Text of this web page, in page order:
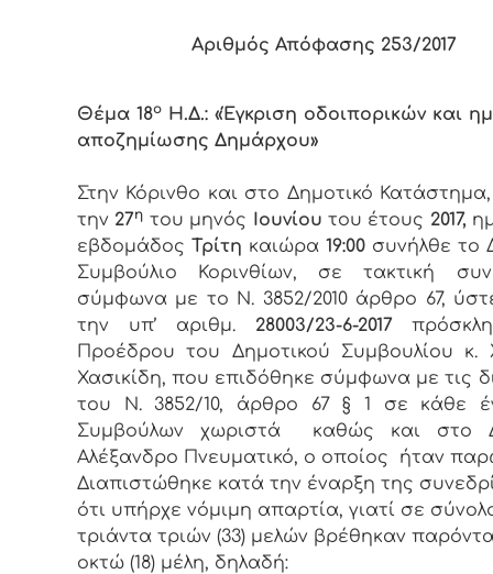
Αριθμός Απόφασης 253/2017
Θέμα 18οΗ.Δ.: «Έγκριση οδοιπορικών και
αποζημίωσης Δημάρχου»
Στην Κόρινθο και στο Δημοτικό
την 27η του μηνός Ιουνίου του έτους 2017,
εβδομάδος Τρίτη καιώρα 19:00συνήλθε το
Συμβούλιο Κορινθίων, σε τακτική
σύμφωνα με το Ν. 3852/2010 άρθρο 67,
την υπ’ αριθμ. 28003/23-6-2017
Προέδρου του Δημοτικού Συμβουλίου κ.
Χασικίδη, που επιδόθηκε σύμφωνα με τις
του Ν. 3852/10, άρθρο 67 § 1 σε κάθε
Συμβούλων χωριστά καθώς και στο
Αλέξανδρο Πνευματικό, ο οποίος ήταν
Διαπιστώθηκε κατά την έναρξη της
ότι υπήρχε νόμιμη απαρτία, γιατί σε
τριάντα τριών (33) μελών βρέθηκαν
οκτώ (18) μέλη, δηλαδή: